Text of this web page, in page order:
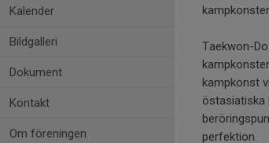
Kalender
Bildgalleri
Dokument
Kontakt
Om föreningen
Taekwon-
kampkonst
östasiatiska
perfektion.